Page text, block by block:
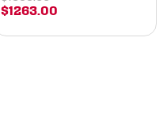
$1263.00